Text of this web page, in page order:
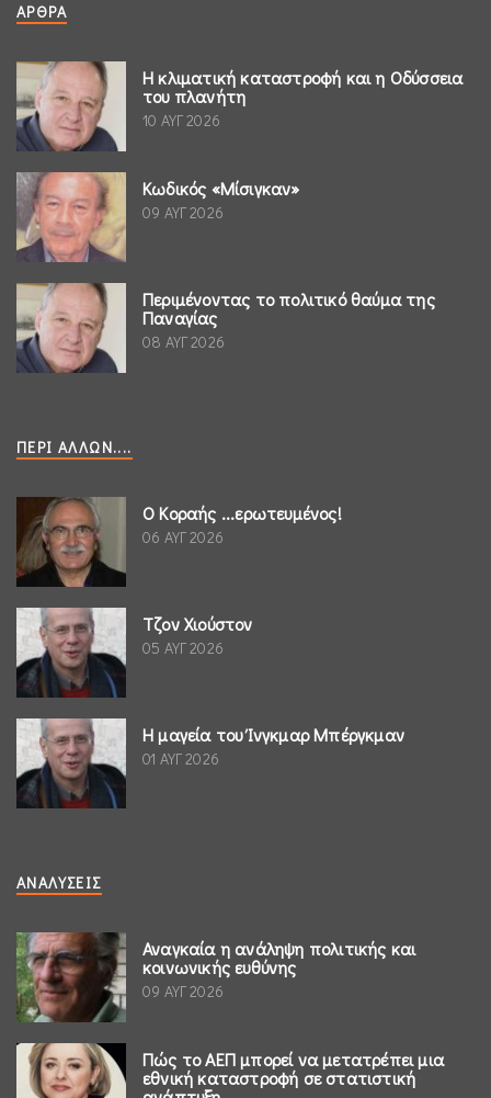
ΆΡΘΡΑ
Η κλιματική καταστροφή και η Οδύσσεια
του πλανήτη
10 ΑΥΓ 2026
Κωδικός «Μίσιγκαν»
09 ΑΥΓ 2026
Περιμένοντας το πολιτικό θαύμα της
Παναγίας
08 ΑΥΓ 2026
ΠΕΡΊ ΆΛΛΩΝ....
Ο Κοραής ...ερωτευμένος!
06 ΑΥΓ 2026
Τζον Χιούστον
05 ΑΥΓ 2026
Η μαγεία του Ίνγκμαρ Μπέργκμαν
01 ΑΥΓ 2026
ΑΝΑΛΎΣΕΙΣ
Αναγκαία η ανάληψη πολιτικής και
κοινωνικής ευθύνης
09 ΑΥΓ 2026
Πώς το ΑΕΠ μπορεί να μετατρέπει μια
εθνική καταστροφή σε στατιστική